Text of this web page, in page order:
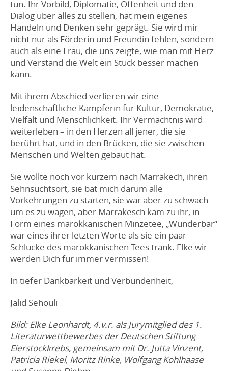
tun. Ihr Vorbild, Diplomatie, Offenheit und den
Dialog über alles zu stellen, hat mein eigenes
Handeln und Denken sehr geprägt. Sie wird mir
nicht nur als Förderin und Freundin fehlen, sondern
auch als eine Frau, die uns zeigte, wie man mit Herz
und Verstand die Welt ein Stück besser machen
kann.
Mit ihrem Abschied verlieren wir eine
leidenschaftliche Kämpferin für Kultur, Demokratie,
Vielfalt und Menschlichkeit. Ihr Vermächtnis wird
weiterleben – in den Herzen all jener, die sie
berührt hat, und in den Brücken, die sie zwischen
Menschen und Welten gebaut hat.
Sie wollte noch vor kurzem nach Marrakech, ihren
Sehnsuchtsort, sie bat mich darum alle
Vorkehrungen zu starten, sie war aber zu schwach
um es zu wagen, aber Marrakesch kam zu ihr, in
Form eines marokkanischen Minzetee, „Wunderbar“
war eines ihrer letzten Worte als sie ein paar
Schlucke des marokkanischen Tees trank. Elke wir
werden Dich für immer vermissen!
In tiefer Dankbarkeit und Verbundenheit,
Jalid Sehouli
Bild: Elke Leonhardt, 4.v.r. als Jurymitglied des 1.
Literaturwettbewerbes der Deutschen Stiftung
Eierstockkrebs, gemeinsam mit Dr. Jutta Vinzent,
Patricia Riekel, Moritz Rinke, Wolfgang Kohlhaase